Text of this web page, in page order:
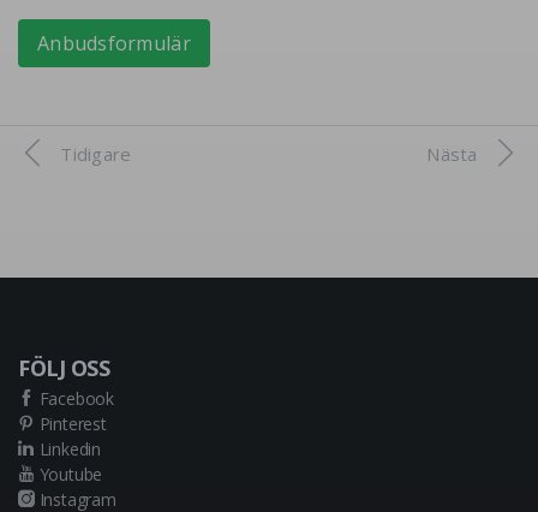
Anbudsformulär
Tidigare Nästa
FÖLJ OSS
Facebook
Pinterest
Linkedin
Youtube
Instagram